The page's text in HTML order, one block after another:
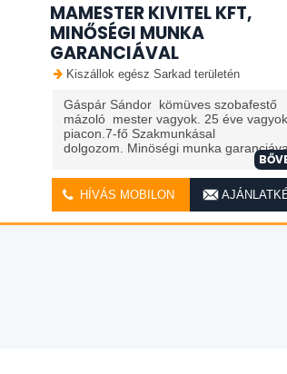
MAMESTER KIVITEL KFT,
MINŐSÉGI MUNKA
GARANCIÁVAL
Kiszállok egész Sarkad területén
Gáspár Sándor kömüves szobafestő
mázoló mester vagyok. 25 éve
piacon.7-fő Szakmunkásal
dolgozom. Minöségi munka
HÍVÁS MOBILON